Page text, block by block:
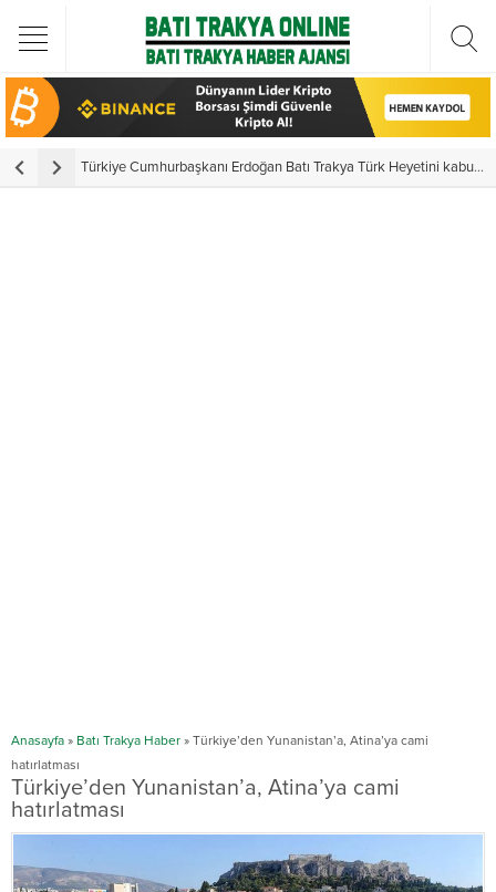
Türkiye Cumhurbaşkanı Erdoğan Batı Trakya Türk Heyetini kabul etti
Anasayfa » Batı Trakya Haber » Türkiye’den Yunanistan’a, Atina’ya cami
hatırlatması
Türkiye’den Yunanistan’a, Atina’ya cami
hatırlatması